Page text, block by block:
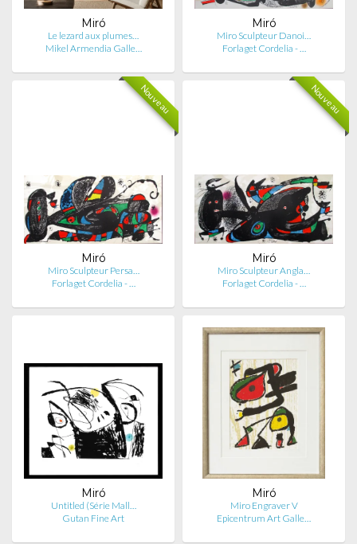
Miró
Le lezard aux plumes…
Mikel Armendia Galle…
Miró
Miro Sculpteur Danoi…
Forlaget Cordelia - …
Nouveau
Miró
Miro Sculpteur Persa…
Forlaget Cordelia - …
Nouveau
Miró
Miro Sculpteur Angla…
Forlaget Cordelia - …
Miró
Untitled (Série Mall…
Gutan Fine Art
Miró
Miro Engraver V
Epicentrum Art Galle…